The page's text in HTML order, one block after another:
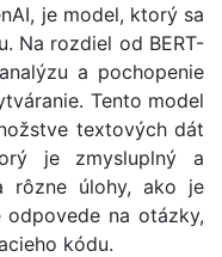
je model, ktorý sa
Na rozdiel od BERT-
a pochopenie
Tento model
textových dát
je zmysluplný a
rôzne úlohy, ako je
na otázky,
kódu.